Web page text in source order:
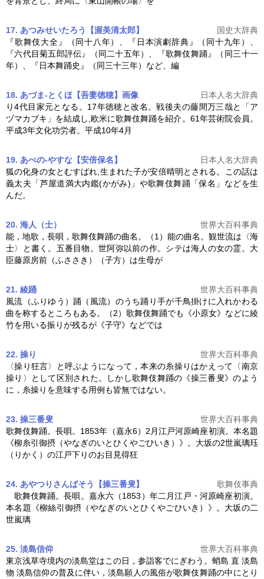
17. あつみせいたろう【渥美清太郎】
国史大辞典
『歌舞伎大全』（同十八年）、『日本演劇辞典』（同十九年）、
『六代目菊五郎評伝』（同二十五年）、『歌舞伎舞踊』（同三十一
年）、『日本舞踊史』（同三十三年）など、編
18. あづま-とくほ【吾妻徳穂】 画像
日本人名大辞典
り4代目家元となる。17年徳穂と改名。戦後夫の藤間万三哉と「ア
ヅマカブキ」を結成し,欧米に歌舞伎舞踊を紹介。61年芸術院会員。
平成3年文化功労者。平成10年4月
19. あべの-やすな【安倍保名】
日本人名大辞典
狐の化身の女とむすばれ,生まれた子が安倍晴明とされる。この話は
義太夫「芦屋道満大内鑑(かがみ)」や歌舞伎舞踊 「保名」などを生
んだ。
20. 海人（士）
世界大百科事典
能，地歌，長唄， 歌舞伎舞踊の曲名。（1）能の曲名。観世流は〈海
士〉と書く。五番目物。世阿弥以前の作。シテは海人の女の霊。大
臣藤原房前（ふささき）（子方）は生母が
21. 綾踊
世界大百科事典
風流（ふりゆう）踊（風流）のうち踊り手が千鳥掛けに入れかわる
曲を称するところもある。（2） 歌舞伎舞踊でも《小原女》などに綾
竹を用いる振りが残るが《子守》などでは
22. 操り
世界大百科事典
〈操り狂言〉と呼ぶようになって，本来の糸操りはかえって〈南京
操り〉として区別された。しかし歌舞伎舞踊の《操三番叟》のよう
に，糸操りを意味する用例も皆無ではない。
23. 操三番叟
世界大百科事典
歌舞伎舞踊。長唄。1853年（嘉永6）2月江戸河原崎座初演。本名題
《柳糸引御摂（やなぎのいとひくやごひいき）》。大坂の2世嵐璃珏
（りかく）の江戸下りのお目見得狂
24. あやつりさんばそう【操三番叟】
歌舞伎事典
歌舞伎舞踊。長唄。嘉永六（1853）年二月江戸・河原崎座初演。
本名題《柳絲引御摂（やなぎのいとひくやごひいき）》。大坂の二
世嵐璃
25. 淡島信仰
世界大百科事典
東京浅草寺境内の淡島堂はこの日，参詣客でにぎわう。蛸島 直 淡島
物 淡島信仰の普及に伴い，淡島願人の風俗が歌舞伎舞踊の中にとり